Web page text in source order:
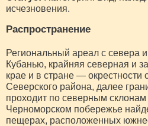
исчезновения.
Распространение
Региональный ареал с севера
Кубанью, крайняя северная и
крае и в стране — окрестности
Северского района, далее
проходит по северным
Черноморском побережье
пещерах, расположенных